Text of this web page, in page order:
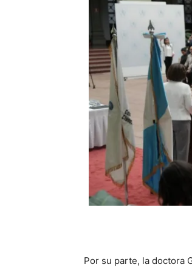
Por su parte, la doctora